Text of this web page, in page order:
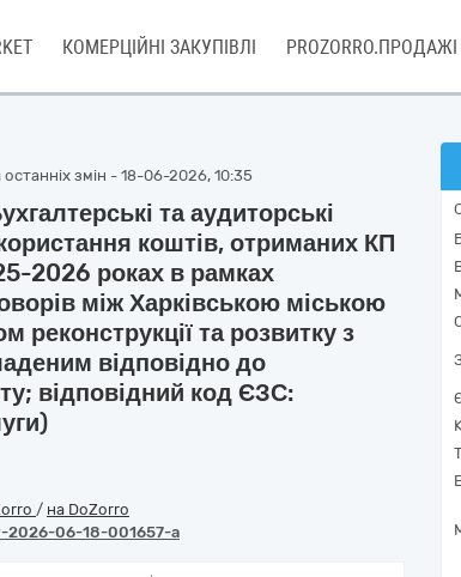
КОМЕРЦІЙНІ ЗАКУПІВЛІ PROZORRO.ПРОДАЖІ
змін - 18-06-2026, 10:35
та аудиторські
коштів, отриманих КП
2026 роках в рамках
між Харківською міською
та розвитку з
відповідно до
відповідний код ЄЗС:
/ на DoZorro
2026-06-18-001657-a